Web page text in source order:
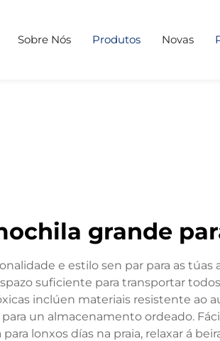
Sobre Nós Produtos Novas
grande
e estilo sen par para as
suficiente para transportar
inclúen materiais resistente ao
un almacenamento ordeado.
lonxos días na praia, relaxar á